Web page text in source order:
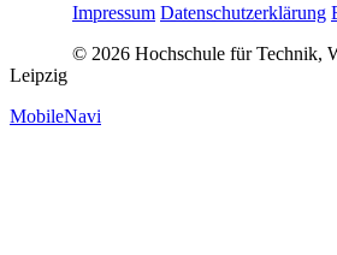
Impressum Datenschutzerklärung
© 2026 Hochschule für Technik,
Leipzig
MobileNavi